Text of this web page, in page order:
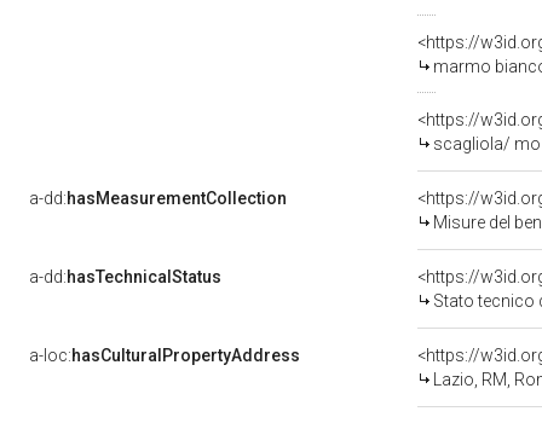
<https://
marmo
<https://
scagliola/
a-dd:hasMeasurementCollection
<https://
Misure del
a-dd:hasTechnicalStatus
<https://
Stato tecnico
a-loc:hasCulturalPropertyAddress
<https://
Lazio, RM,